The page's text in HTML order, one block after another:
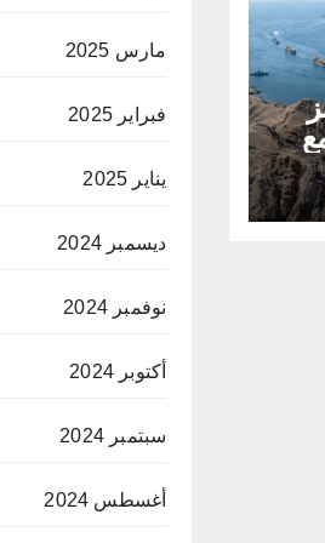
مارس 2025
فبراير 2025
يناير 2025
ديسمبر 2024
نوفمبر 2024
أكتوبر 2024
سبتمبر 2024
أغسطس 2024